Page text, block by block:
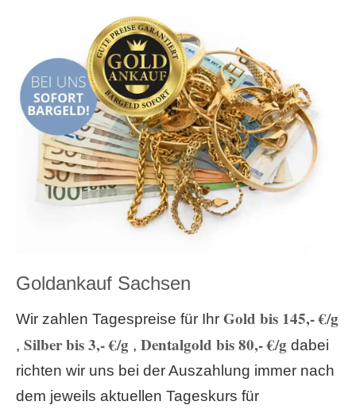
Goldankauf Sachsen
Wir zahlen Tagespreise für Ihr Gold bis 145,- €/g
, Silber bis 3,- €/g, Dentalgold bis 80,- €/gdabei
richten wir uns bei der Auszahlung immer nach
dem jeweils aktuellen Tageskurs für